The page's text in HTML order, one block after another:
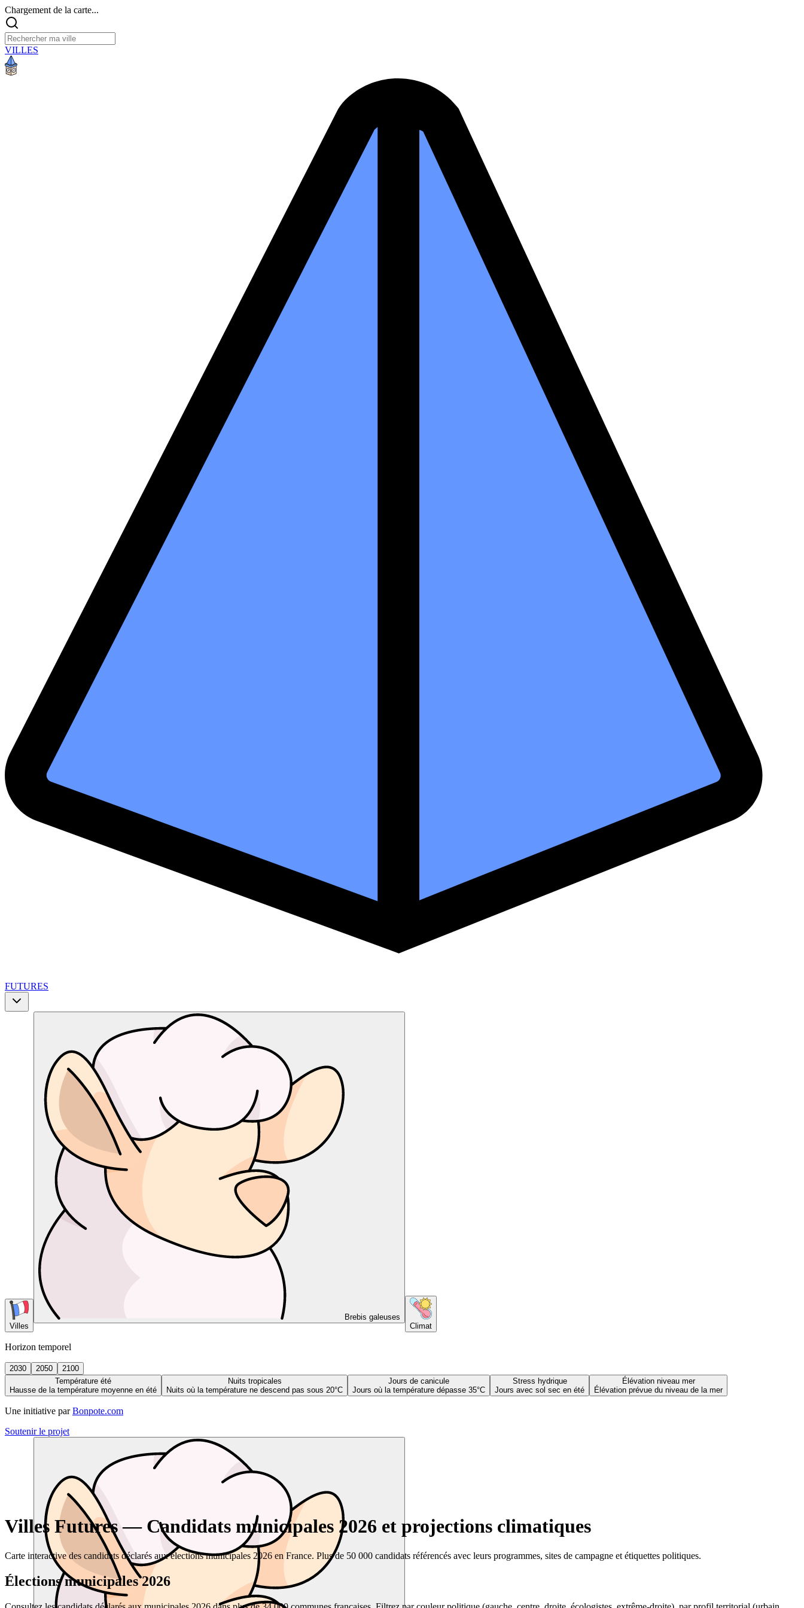
Chargement de la carte...
VILLES
FUTURES
Villes
Brebis galeuses
Climat
Horizon temporel
2030 2050
2100
Température été
Hausse de la température moyenne en été
Nuits tropicales
Nuits où la température ne descend pas sous 20°C
Jours de canicule
Jours où la température dépasse 35°C
Stress hydrique
Jours avec sol sec en été
Élévation niveau mer
Élévation prévue du niveau de la mer
Une initiative par Bonpote.com
Soutenir le projet
Villes Futures — Candidats municipales 2026 et projections climatiques
Carte interactive des candidats déclarés aux élections municipales 2026 en France. Plus de 50 000 candidats référencés avec leurs programmes, sites de campagne et étiquettes politiques.
Élections municipales 2026